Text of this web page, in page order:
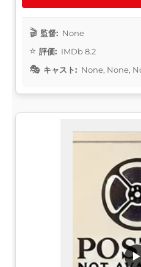
監督: None
評価: IMDb 8.2
キャスト: None, None,
▶